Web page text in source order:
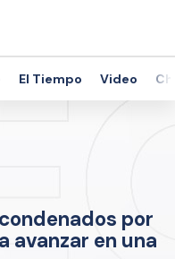
El Tiempo Video
por
avanzar en una